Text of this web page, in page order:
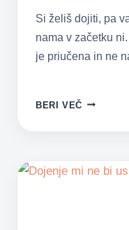
Si želiš dojiti, pa
nama v začetku
je priučena in ne
BERI VEČ KAKO